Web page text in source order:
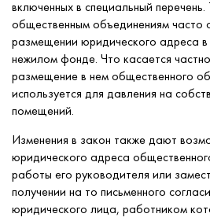
включенных в специальный
общественным объединениям часто
размещении юридического адреса в
нежилом фонде. Что касается
размещение в нем общественного
используется для давления на
помещений.
Изменения в закон также дают
юридического адреса
работы его руководителя или
получении на то письменного
юридического лица, работником